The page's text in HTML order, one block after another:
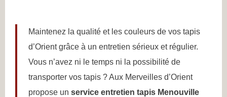
Maintenez la qualité et les couleurs de vos tapis
d’Orient grâce à un entretien sérieux et régulier.
Vous n’avez ni le temps ni la possibilité de
transporter vos tapis ? Aux Merveilles d’Orient
propose un service entretien tapis Menouville